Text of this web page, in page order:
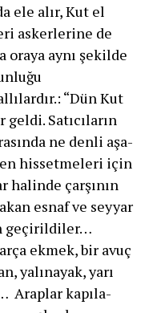
ele alır, Kut el
askerlerine de
oraya aynı şekilde
“Dün Kut
Satıcı­ların
ne denli aşa­
hissetmeleri için
halinde çarşının
esnaf ve seyyar
geçirildiler…
ekmek, bir avuç
yalına­yak, yarı
Araplar kapıla­